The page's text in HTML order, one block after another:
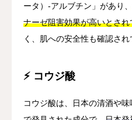
ータ）-アルブチン」があり、
ナーゼ阻害効果が高いとされ
く、肌への安全性も確認され
⚡ コウジ酸
コウジ酸は、日本の清酒や